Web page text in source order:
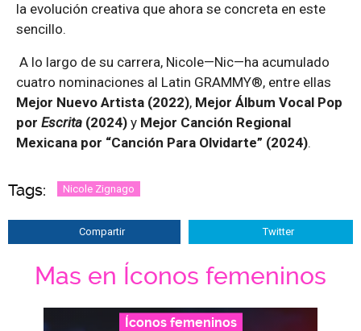
la evolución creativa que ahora se concreta en este
sencillo.
A lo largo de su carrera, Nicole—Nic—ha acumulado
cuatro nominaciones al Latin GRAMMY®, entre ellas
Mejor Nuevo Artista (2022), Mejor Álbum Vocal Pop
por Escrita (2024) y Mejor Canción Regional
Mexicana por “Canción Para Olvidarte” (2024).
Tags: Nicole Zignago
Compartir Twitter
Mas en Íconos femeninos
Íconos femeninos